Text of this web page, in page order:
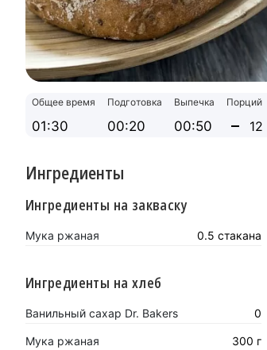
Общее время
01:30
Подготовка
00:20
Выпечка
00:50
Порций
Ингредиенты
Ингредиенты на закваску
Мука ржаная 0.5 стакана
Ингредиенты на хлеб
Ванильный сахар Dr. Bakers 0
Мука ржаная 300 г